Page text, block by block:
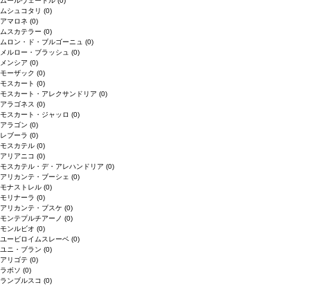
ムシュコタリ (0)
アマロネ (0)
ムスカテラー (0)
ムロン・ド・ブルゴーニュ (0)
メルロー・ブラッシュ (0)
メンシア (0)
モーザック (0)
モスカート (0)
モスカート・アレクサンドリア (0)
アラゴネス (0)
モスカート・ジャッロ (0)
アラゴン (0)
レブーラ (0)
モスカテル (0)
アリアニコ (0)
モスカテル・デ・アレハンドリア (0)
アリカンテ・ブーシェ (0)
モナストレル (0)
モリナーラ (0)
アリカンテ・ブスケ (0)
モンテプルチアーノ (0)
モンルビオ (0)
ユービロイムスレーベ (0)
ユニ・ブラン (0)
アリゴテ (0)
ラボソ (0)
ランブルスコ (0)